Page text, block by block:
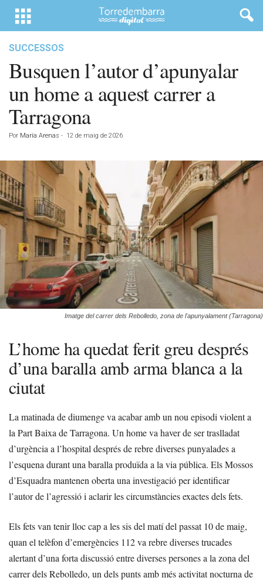
SUCCESSOS
Busquen l’autor d’apunyalar
un home a aquest carrer a
Tarragona
Por María Arenas - 12 de maig de 2026
Imatge del carrer dels Rebolledo, zona de l'apunyalament (Tarragona)
L’home ha quedat ferit greu després
d’una baralla amb arma blanca a la
ciutat
La matinada de diumenge va acabar amb un nou episodi violent a
la Part Baixa de Tarragona. Un home va haver de ser traslladat
d’urgència a l’hospital després de rebre diverses punyalades a
l’esquena durant una baralla produïda a la via pública. Els Mossos
d’Esquadra mantenen oberta una investigació per identificar
l’autor de l’agressió i aclarir les circumstàncies exactes dels fets.
Els fets van tenir lloc cap a les sis del matí del passat 10 de maig,
quan el telèfon d’emergències 112 va rebre diverses trucades
alertant d’una forta discussió entre diverses persones a la zona del
carrer dels Rebolledo, un dels punts amb més activitat nocturna de